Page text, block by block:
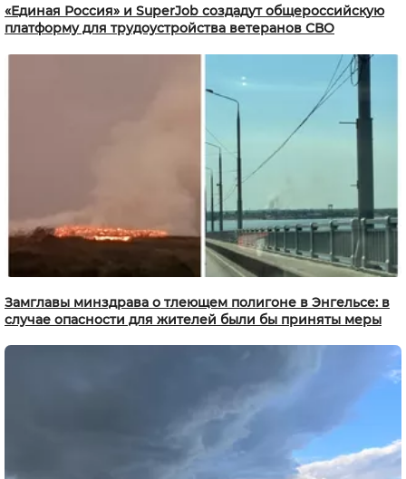
«Единая Россия» и SuperJob создадут общероссийскую
платформу для трудоустройства ветеранов СВО
Замглавы минздрава о тлеющем полигоне в Энгельсе: в
случае опасности для жителей были бы приняты меры